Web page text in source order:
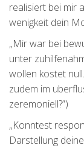
realisiert bei mir
wenigkeit dein
„Mir war bei
unter
wollen kostet
zudem im
zeremoniell?”)
„Konntest
Darstellung